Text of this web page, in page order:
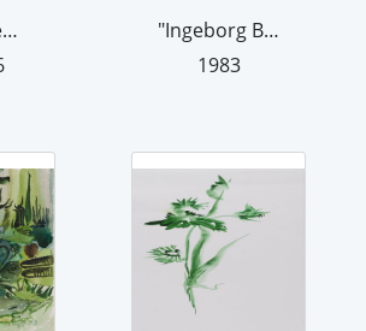
"Ort im Gebirge", 1976
"Ingeborg Bachmann, Feuer und die Grü...
1983